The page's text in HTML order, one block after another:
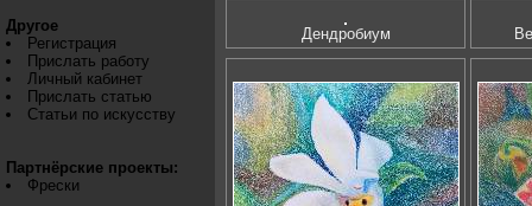
Другое
Регистрация
Прислать работу
Личный кабинет
Прислать статью
Статьи по искусству
Партнёрские проекты:
Фрески
Дендробиум